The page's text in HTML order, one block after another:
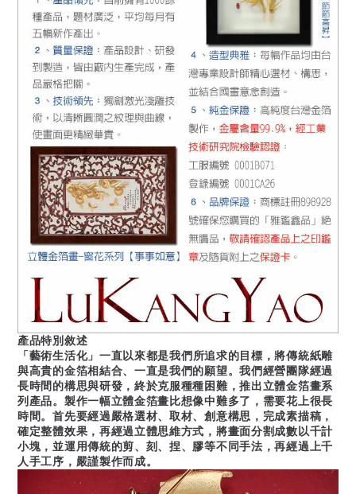
產品特別敘述
「藝術生活化」 一直以來都是我們所追求的目標，將傳統紙雕
與高貴的金箔相結合、一直是我們的願望。我們經營團隊經過
長時間的構思與研發，終於克服種種困難，推出立體金箔畫系
列產品。製作一幅立體金箔畫比想像中難多了，需要花上很長
時間。首先要經過嚴格選材、取材、創意構思，完成素描稿，
確定整體效果，再經過立體思維方式，將畫面分割成數以千計
小塊，並運用傳統的剪、刻、捏、膠等不同手法，再經過上千
人手工序，嚴謹製作而成。